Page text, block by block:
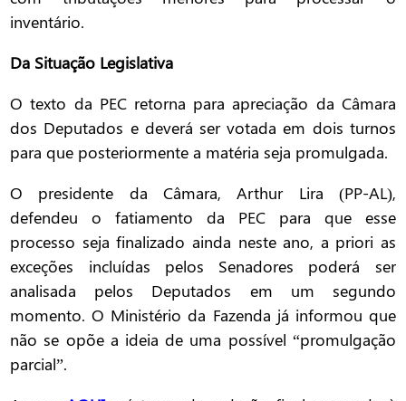
inventário.
Da Situação Legislativa
O texto da PEC retorna para apreciação da Câmara
dos Deputados e deverá ser votada em dois turnos
para que posteriormente a matéria seja promulgada.
O presidente da Câmara, Arthur Lira (PP-AL),
defendeu o fatiamento da PEC para que esse
processo seja finalizado ainda neste ano, a priori as
exceções incluídas pelos Senadores poderá ser
analisada pelos Deputados em um segundo
momento. O Ministério da Fazenda já informou que
não se opõe a ideia de uma possível “promulgação
parcial”.